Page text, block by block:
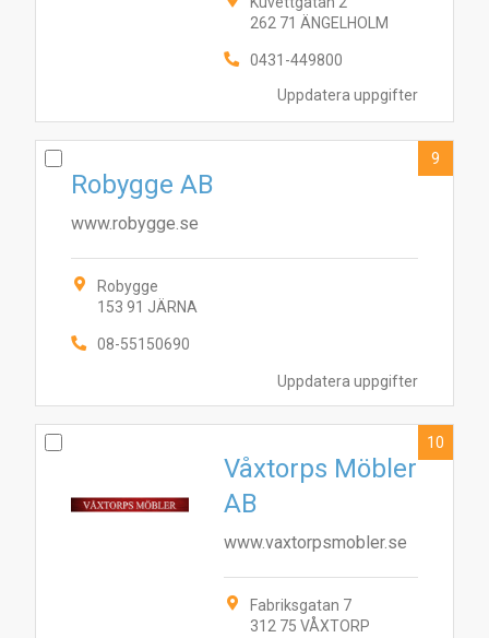
Uppdatera uppgifter
262 71 ÄNGELHOLM
0431-449800
Uppdatera uppgifter
Robygge AB
www.robygge.se
Robygge
153 91 JÄRNA
08-55150690
9
Våxtorps Möbler
AB
www.vaxtorpsmobler.se
Fabriksgatan 7
312 75 VÅXTORP
10